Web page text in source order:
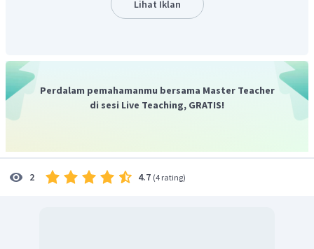
Jadi, pH larutan HCl adalah 3.
Lihat Iklan
Perdalam pemahamanmu bersama Master Teacher
di sesi Live Teaching, GRATIS!
2 4.7 (4 rating)